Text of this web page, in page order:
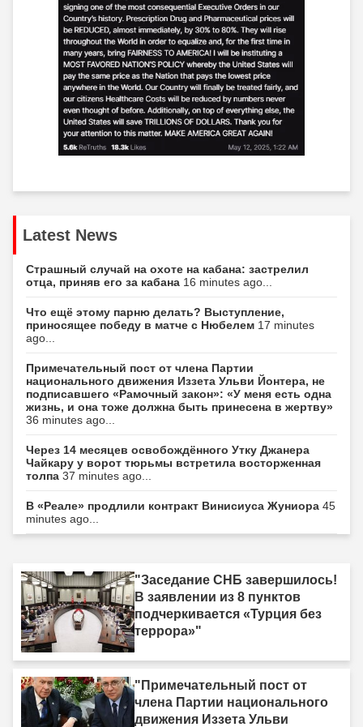
Latest News
Страшный случай на охоте на кабана: застрелил
отца, приняв его за кабана 16 minutes ago...
Что ещё этому парню делать? Выступление,
приносящее победу в матче с Нюбелем 17 minutes
ago...
Примечательный пост от члена Партии
национального движения Иззета Ульви Йонтера, не
подписавшего «Рамочный закон»: «У меня есть одна
жизнь, и она тоже должна быть принесена в жертву»
36 minutes ago...
Через 14 месяцев освобождённого Утку Джанера
Чайкару у ворот тюрьмы встретила восторженная
толпа 37 minutes ago...
В «Реале» продлили контракт Винисиуса Жуниора 45
minutes ago...
"Заседание СНБ завершилось!
В заявлении из 8 пунктов
подчеркивается «Турция без
террора»"
"Примечательный пост от
члена Партии национального
движения Иззета Ульви